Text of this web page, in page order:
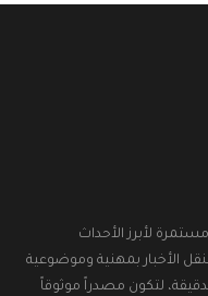
لأبرز الأحداث
الأخبار بمهنية وموضوعية
لتكون مصدراً موثوقاً